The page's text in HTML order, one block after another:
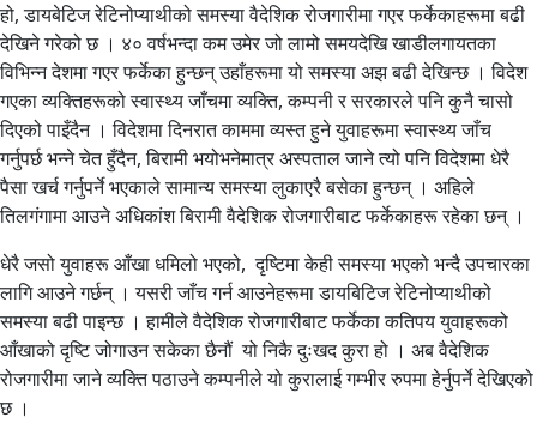
हो, डायबेटिज रेटिनोप्याथीको समस्या वैदेशिक रोजगारीमा गएर फर्केकाहरूमा बढी
देखिने गरेको छ । ४० वर्षभन्दा कम उमेर जो लामो समयदेखि खाडीलगायतका
विभिन्न देशमा गएर फर्केका हुन्छन् उहाँहरूमा यो समस्या अझ बढी देखिन्छ । विदेश
गएका व्यक्तिहरूको स्वास्थ्य जाँचमा व्यक्ति, कम्पनी र सरकारले पनि कुनै चासो
दिएको पाइँदैन । विदेशमा दिनरात काममा व्यस्त हुने युवाहरूमा स्वास्थ्य जाँच
गर्नुपर्छ भन्ने चेत हुँदैन, बिरामी भयोभनेमात्र अस्पताल जाने त्यो पनि विदेशमा धेरै
पैसा खर्च गर्नुपर्ने भएकाले सामान्य समस्या लुकाएरै बसेका हुन्छन् । अहिले
तिलगंगामा आउने अधिकांश बिरामी वैदेशिक रोजगारीबाट फर्केकाहरू रहेका छन् ।
धेरै जसो युवाहरू आँखा धमिलो भएको, दृष्टिमा केही समस्या भएको भन्दै उपचारका
लागि आउने गर्छन् । यसरी जाँच गर्न आउनेहरूमा डायबिटिज रेटिनोप्याथीको
समस्या बढी पाइन्छ । हामीले वैदेशिक रोजगारीबाट फर्केका कतिपय युवाहरूको
आँखाको दृष्टि जोगाउन सकेका छैनौं यो निकै दुःखद कुरा हो । अब वैदेशिक
रोजगारीमा जाने व्यक्ति पठाउने कम्पनीले यो कुरालाई गम्भीर रुपमा हेर्नुपर्ने देखिएको
छ ।